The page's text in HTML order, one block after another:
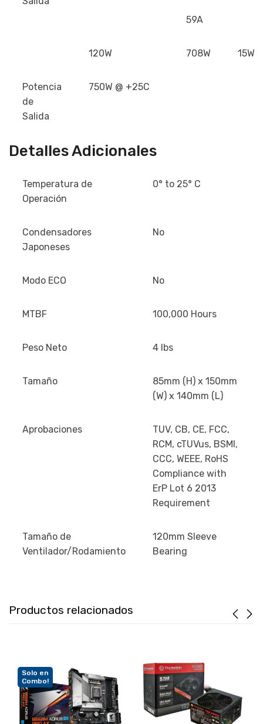
59A
120W 708W 15W
Potencia
de
Salida
750W @ +25C
Detalles Adicionales
Temperatura de
Operación
0° to 25° C
Condensadores
Japoneses
No
Modo ECO No
MTBF 100,000 Hours
Peso Neto 4 lbs
Tamaño
85mm (H) x 150mm
(W) x 140mm (L)
Aprobaciones
TUV, CB, CE, FCC,
RCM, cTUVus, BSMI,
CCC, WEEE, RoHS
Compliance with
ErP Lot 6 2013
Requirement
Tamaño de
Ventilador/Rodamiento
120mm Sleeve
Bearing
Productos relacionados
Solo en
Combo!